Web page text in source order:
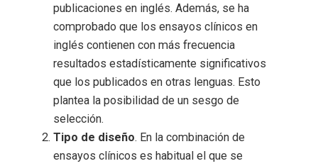
publicaciones en inglés. Además, se ha
comprobado que los ensayos clínicos en
inglés contienen con más frecuencia
resultados estadísticamente significativos
que los publicados en otras lenguas. Esto
plantea la posibilidad de un sesgo de
selección.
Tipo de diseño. En la combinación de
ensayos clínicos es habitual el que se